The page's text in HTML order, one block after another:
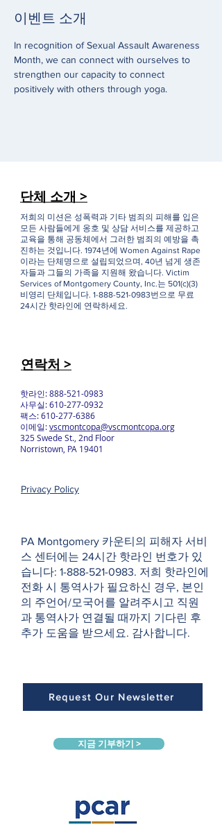
이벤트 소개
In recognition of Sexual Assault Awareness
Month, we can connect with ourselves to
strengthen our capacity to connect
positively with others through yoga.
단체 소개 >
저희의 미션은 성폭력과 기타 범죄의 피해를 입은
모든 사람들에게 옹호 및 상담 서비스를 제공하고
교육을 통해 공동체에서 그러한 범죄의 예방을 촉
진하는 것입니다. 1974년에 Women Against Rape
이라는 단체명으로 설립되었으며, 40년 넘게 생존
자들과 그들의 가족을 지원해 왔습니다. Victim
Services of Montgomery County, Inc.는 501(c)(3)
비영리 단체입니다. 1-888-521-0983번으로 무료
24시간 핫라인에 연락하세요.
연락처 >
핫라인:888-521-0983
사무실:610-277-0932
팩스:610-277-6386
이메일:vscmontcopa@vscmontcopa.org
325 Swede St., 2nd Floor
Norristown, PA 19401
Privacy Policy
PA Montgomery 카운티의 피해자 서비
스 센터에는 24시간 핫라인 번호가 있
습니다: 1-888-521-0983. 저희 핫라인에
전화 시 통역사가 필요하신 경우, 본인
의 주언어/모국어를 알려주시고 직원
과 통역사가 연결될 때까지 기다린 후
추가 도움을 받으세요. 감사합니다.
Request Our Newsletter
지금 기부하기 >